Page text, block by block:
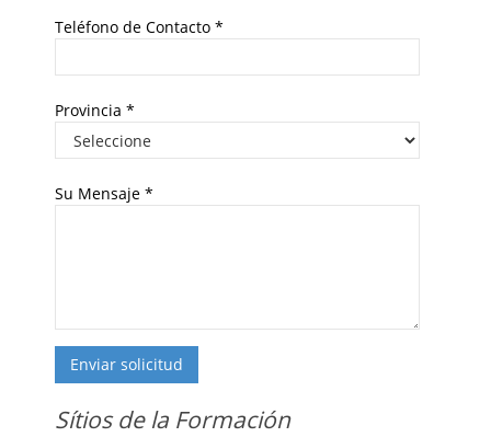
Teléfono de Contacto *
Provincia *
Su Mensaje *
Enviar solicitud
Sítios de la Formación